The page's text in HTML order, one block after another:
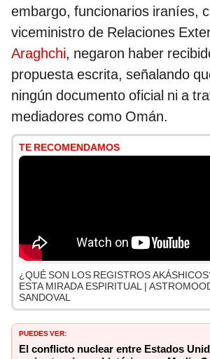
embargo, funcionarios iraníes,
viceministro de Relaciones
Araghchi, negaron haber
propuesta escrita, señalando
ningún documento oficial ni a
mediadores como Omán.
TE RECOMENDAMOS
¿QUÉ SON LOS REGISTROS
ESTA MIRADA ESPIRITUAL |
SANDOVAL
PUEDES VER:
El conflicto nuclear entre Estados